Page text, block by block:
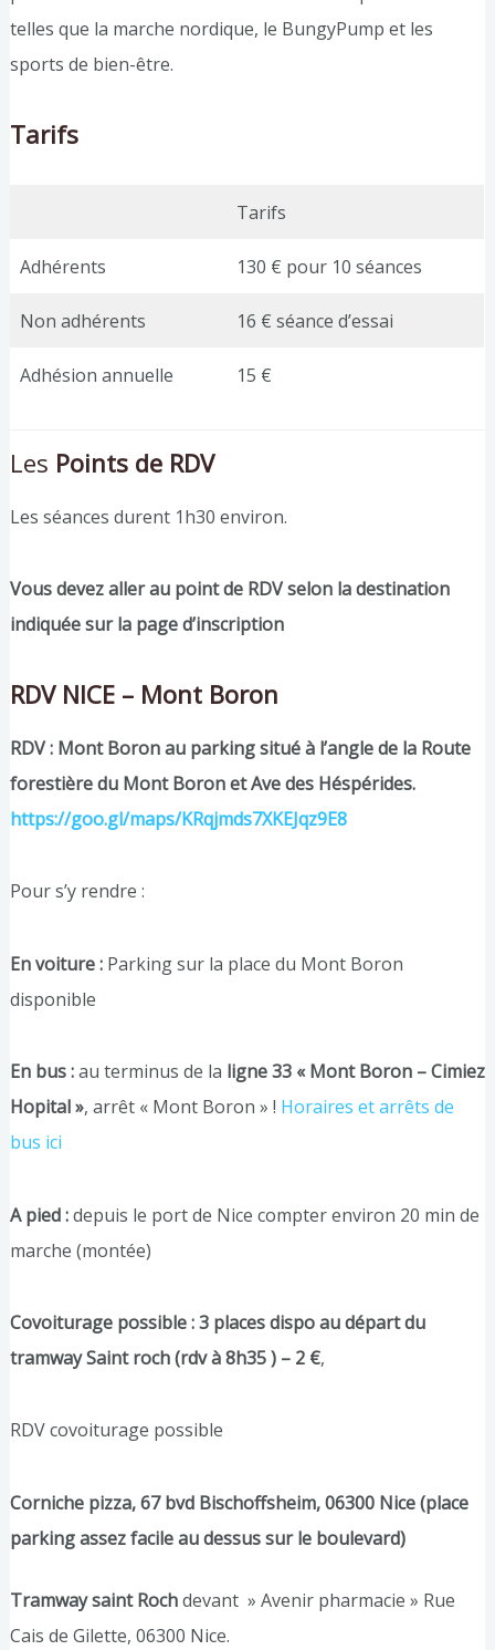
telles que la marche nordique, le BungyPump et les
sports de bien-être.
Tarifs
Tarifs
Adhérents 130 € pour 10 séances
Non adhérents 16 € séance d’essai
Adhésion annuelle 15 €
Les Points de RDV
Les séances durent 1h30 environ.
Vous devez aller au point de RDV selon la destination
indiquée sur la page d’inscription
RDV NICE – Mont Boron
RDV : Mont Boron au parking situé à l’angle de la Route
forestière du Mont Boron et Ave des Héspérides.
https://goo.gl/maps/KRqjmds7XKEJqz9E8
Pour s’y rendre :
En voiture :Parking sur la place du Mont Boron
disponible
En bus :au terminus de la ligne 33 « Mont Boron – Cimiez
Hopital », arrêt « Mont Boron » ! Horaires et arrêts de
bus ici
A pied :depuis le port de Nice compter environ 20 min de
marche (montée)
Covoiturage possible : 3 places dispo au départ du
tramway Saint roch (rdv à 8h35 ) – 2 €,
RDV covoiturage possible
Corniche pizza, 67 bvd Bischoffsheim, 06300 Nice (place
parking assez facile au dessus sur le boulevard)
Tramway saint Rochdevant » Avenir pharmacie » Rue
Cais de Gilette, 06300 Nice.